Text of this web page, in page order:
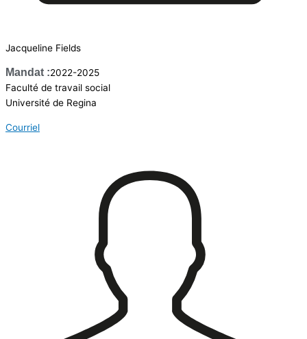
Jacqueline Fields
Mandat :2022-2025
Faculté de travail social
Université de Regina
Courriel